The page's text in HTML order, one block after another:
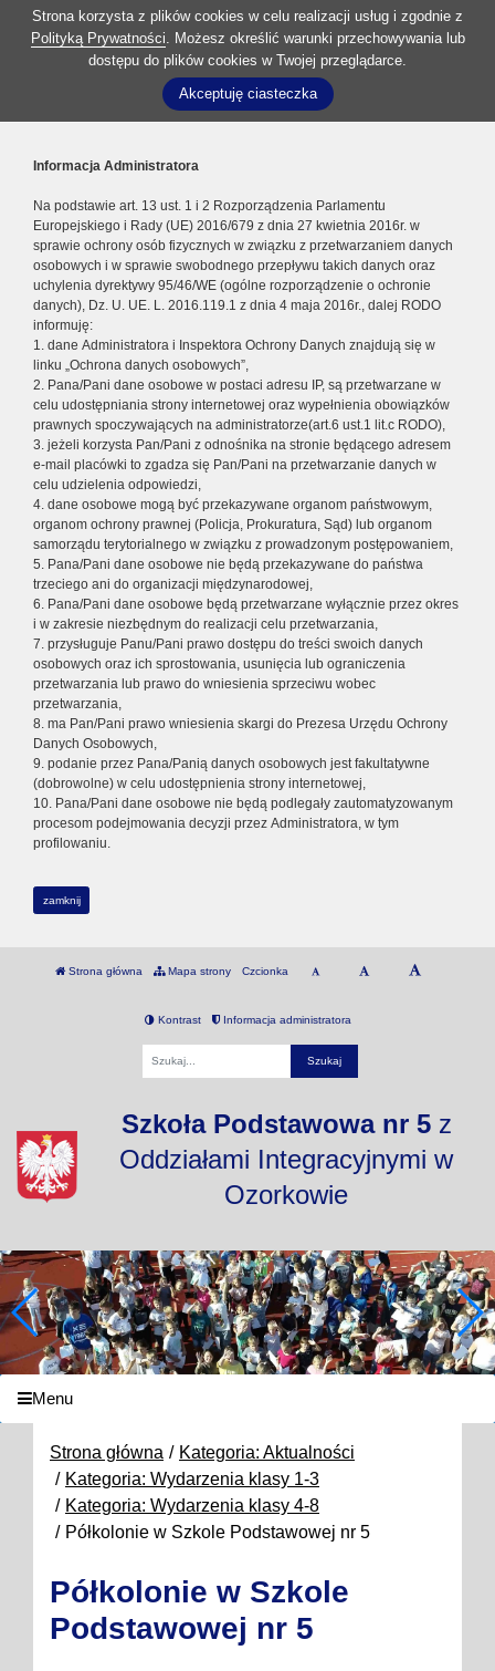
Strona korzysta z plików cookies w celu realizacji usług i zgodnie z
Polityką Prywatności. Możesz określić warunki przechowywania lub
dostępu do plików cookies w Twojej przeglądarce.
Akceptuję ciasteczka
Informacja Administratora
Na podstawie art. 13 ust. 1 i 2 Rozporządzenia Parlamentu
Europejskiego i Rady (UE) 2016/679 z dnia 27 kwietnia 2016r. w
sprawie ochrony osób fizycznych w związku z przetwarzaniem danych
osobowych i w sprawie swobodnego przepływu takich danych oraz
uchylenia dyrektywy 95/46/WE (ogólne rozporządzenie o ochronie
danych), Dz. U. UE. L. 2016.119.1 z dnia 4 maja 2016r., dalej RODO
informuję:
1. dane Administratora i Inspektora Ochrony Danych znajdują się w
linku „Ochrona danych osobowych”,
2. Pana/Pani dane osobowe w postaci adresu IP, są przetwarzane w
celu udostępniania strony internetowej oraz wypełnienia obowiązków
prawnych spoczywających na administratorze(art.6 ust.1 lit.c RODO),
3. jeżeli korzysta Pan/Pani z odnośnika na stronie będącego adresem
e-mail placówki to zgadza się Pan/Pani na przetwarzanie danych w
celu udzielenia odpowiedzi,
4. dane osobowe mogą być przekazywane organom państwowym,
organom ochrony prawnej (Policja, Prokuratura, Sąd) lub organom
samorządu terytorialnego w związku z prowadzonym postępowaniem,
5. Pana/Pani dane osobowe nie będą przekazywane do państwa
trzeciego ani do organizacji międzynarodowej,
6. Pana/Pani dane osobowe będą przetwarzane wyłącznie przez okres
i w zakresie niezbędnym do realizacji celu przetwarzania,
7. przysługuje Panu/Pani prawo dostępu do treści swoich danych
osobowych oraz ich sprostowania, usunięcia lub ograniczenia
przetwarzania lub prawo do wniesienia sprzeciwu wobec
przetwarzania,
8. ma Pan/Pani prawo wniesienia skargi do Prezesa Urzędu Ochrony
Danych Osobowych,
9. podanie przez Pana/Panią danych osobowych jest fakultatywne
(dobrowolne) w celu udostępnienia strony internetowej,
10. Pana/Pani dane osobowe nie będą podlegały zautomatyzowanym
procesom podejmowania decyzji przez Administratora, w tym
profilowaniu.
zamknij
Strona główna Mapa strony Czcionka
Kontrast Informacja administratora
Szkoła Podstawowa nr 5z
Oddziałami Integracyjnymi w
Ozorkowie
Menu
Strona główna
Kategoria: Aktualności
Kategoria: Wydarzenia klasy 1-3
Kategoria: Wydarzenia klasy 4-8
Półkolonie w Szkole Podstawowej nr 5
Półkolonie w Szkole
Podstawowej nr 5